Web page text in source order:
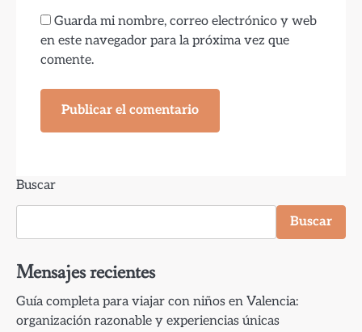
Guarda mi nombre, correo electrónico y web
en este navegador para la próxima vez que
comente.
Buscar
Buscar
Mensajes recientes
Guía completa para viajar con niños en Valencia:
organización razonable y experiencias únicas